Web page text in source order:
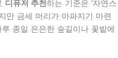
디퓨저 추천하는 기준은 ‘자연스
만 금세 머리가 아파지기 마련
종일 은은한 숲길이나 꽃밭에